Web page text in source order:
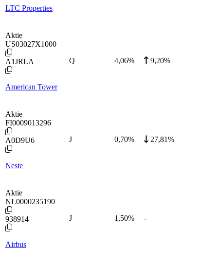
LTC Properties
Aktie
US03027X1000
A1JRLA
American Tower
Q 4,06% 9,20%
Aktie
FI0009013296
A0D9U6
Neste
J 0,70% 27,81%
Aktie
NL0000235190
938914
Airbus
J 1,50% -